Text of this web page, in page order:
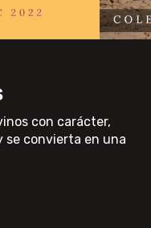
con carácter,
se convierta en una